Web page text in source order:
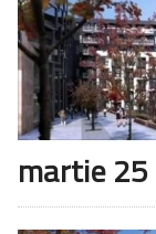
martie 25